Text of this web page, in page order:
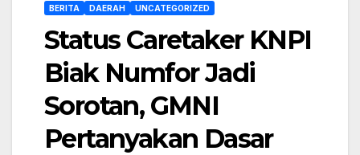
BERITA DAERAH UNCATEGORIZED
Status Caretaker KNPI
Biak Numfor Jadi
Sorotan, GMNI
Pertanyakan Dasar